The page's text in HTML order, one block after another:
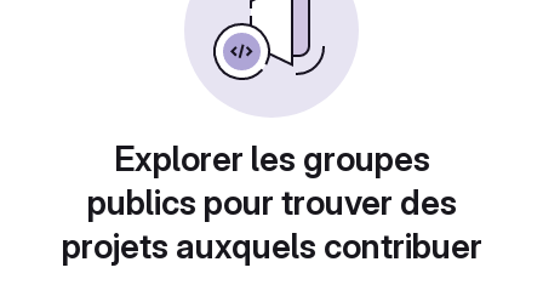
Explorer les groupes
publics pour trouver des
projets auxquels contribuer